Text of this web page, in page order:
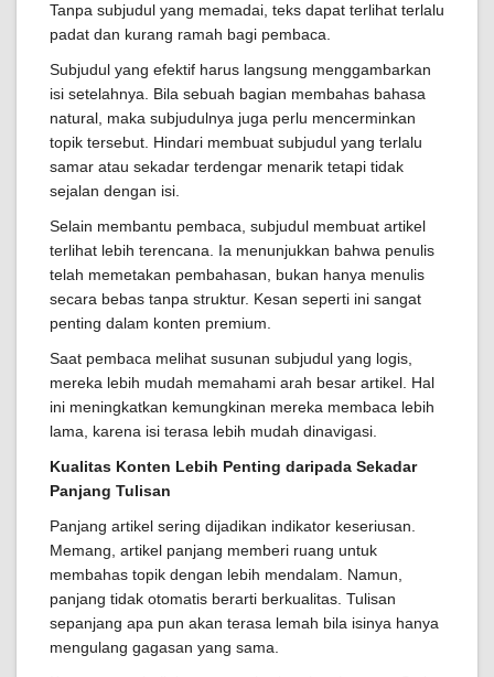
Tanpa subjudul yang memadai, teks dapat terlihat terlalu
padat dan kurang ramah bagi pembaca.
Subjudul yang efektif harus langsung menggambarkan
isi setelahnya. Bila sebuah bagian membahas bahasa
natural, maka subjudulnya juga perlu mencerminkan
topik tersebut. Hindari membuat subjudul yang terlalu
samar atau sekadar terdengar menarik tetapi tidak
sejalan dengan isi.
Selain membantu pembaca, subjudul membuat artikel
terlihat lebih terencana. Ia menunjukkan bahwa penulis
telah memetakan pembahasan, bukan hanya menulis
secara bebas tanpa struktur. Kesan seperti ini sangat
penting dalam konten premium.
Saat pembaca melihat susunan subjudul yang logis,
mereka lebih mudah memahami arah besar artikel. Hal
ini meningkatkan kemungkinan mereka membaca lebih
lama, karena isi terasa lebih mudah dinavigasi.
Kualitas Konten Lebih Penting daripada Sekadar
Panjang Tulisan
Panjang artikel sering dijadikan indikator keseriusan.
Memang, artikel panjang memberi ruang untuk
membahas topik dengan lebih mendalam. Namun,
panjang tidak otomatis berarti berkualitas. Tulisan
sepanjang apa pun akan terasa lemah bila isinya hanya
mengulang gagasan yang sama.